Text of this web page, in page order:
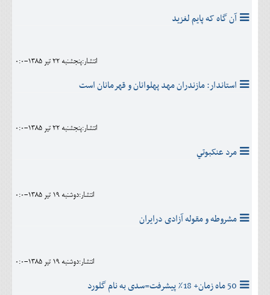
آن گاه که پايم لغزيد
انتشار:پنجشنبه 22 تير 1385-0:0
استاندار: مازندران مهد پهلوانان و قهرمانان است
انتشار:پنجشنبه 22 تير 1385-0:0
مرد عنکبوتي
انتشار:دوشنبه 19 تير 1385-0:0
مشروطه و مقوله آزادی درایران
انتشار:دوشنبه 19 تير 1385-0:0
50 ماه زمان+ 18٪ پیشرفت=سدی به نام گلورد